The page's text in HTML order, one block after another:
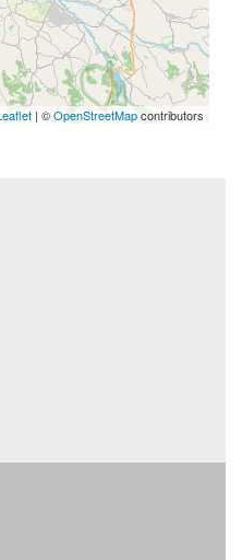
| ©OpenStreetMapcontributors